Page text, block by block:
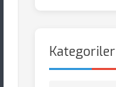
Kategoriler